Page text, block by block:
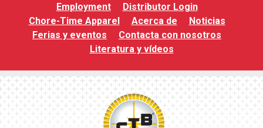
Employment
Distributor Login
Chore-Time Apparel
Acerca de
Noticias
Ferias y eventos
Contacta con nosotros
Literatura y vídeos